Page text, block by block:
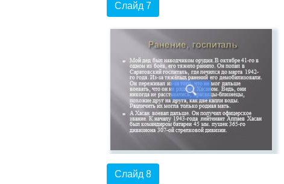
Слайд 7
Слайд 8